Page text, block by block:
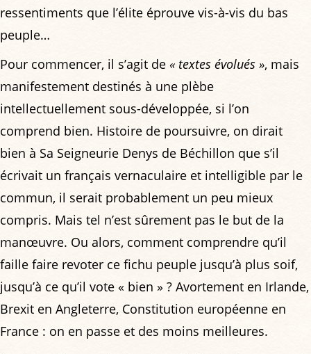
ressentiments que l’élite éprouve vis-à-vis du bas
peuple…
Pour commencer, il s’agit de « textes évolués », mais
manifestement destinés à une plèbe
intellectuellement sous-développée, si l’on
comprend bien. Histoire de poursuivre, on dirait
bien à Sa Seigneurie Denys de Béchillon que s’il
écrivait un français vernaculaire et intelligible par le
commun, il serait probablement un peu mieux
compris. Mais tel n’est sûrement pas le but de la
manœuvre. Ou alors, comment comprendre qu’il
faille faire revoter ce fichu peuple jusqu’à plus soif,
jusqu’à ce qu’il vote « bien » ? Avortement en Irlande,
Brexit en Angleterre, Constitution européenne en
France : on en passe et des moins meilleures.